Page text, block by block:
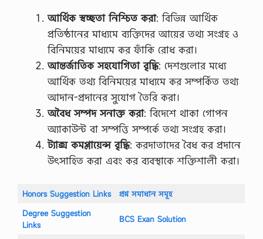
আর্থিক স্বচ্ছতা নিশ্চিত করা: বিভিন্ন আর্থিক
প্রতিষ্ঠানের মাধ্যমে ব্যক্তিদের আয়ের তথ্য সংগ্রহ ও
বিনিময়ের মাধ্যমে কর ফাঁকি রোধ করা।
আন্তর্জাতিক সহযোগিতা বৃদ্ধি: দেশগুলোর মধ্যে
আর্থিক তথ্য বিনিময়ের মাধ্যমে কর সম্পর্কিত তথ্য
আদান-প্রদানের সুযোগ তৈরি করা।
অবৈধ সম্পদ সনাক্ত করা: বিদেশে থাকা গোপন
অ্যাকাউন্ট বা সম্পত্তি সম্পর্কে তথ্য সংগ্রহ করা।
ট্যাক্স কমপ্লায়েন্স বৃদ্ধি: করদাতাদের বৈধ কর প্রদানে
উৎসাহিত করা এবং কর ব্যবস্থাকে শক্তিশালী করা।
Honors Suggestion Links
প্রশ্ন সমাধান সমূহ
Degree Suggestion
Links
BCS Exan Solution